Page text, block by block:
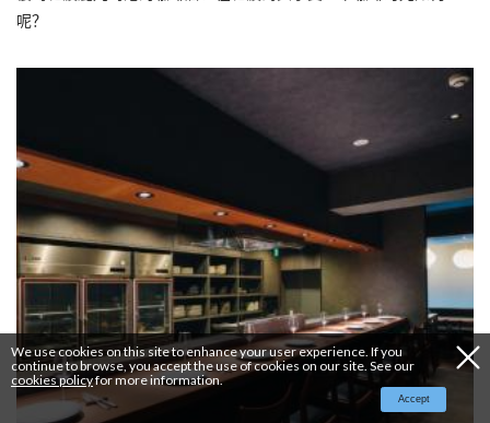
呢？
We use cookies on this site to enhance your user experience. If you
continue to browse, you accept the use of cookies on our site. See our
cookies policyfor more information.
Accept